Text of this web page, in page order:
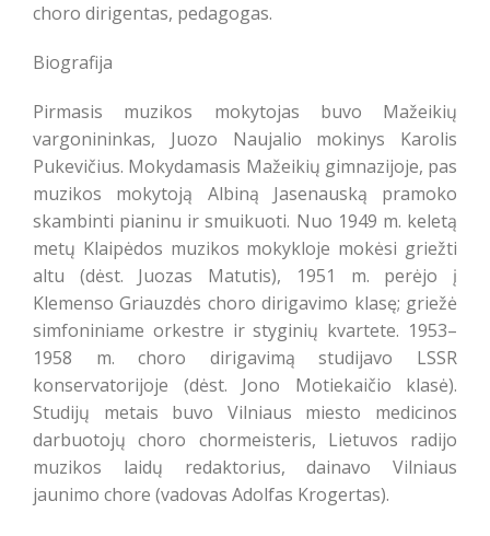
choro dirigentas, pedagogas.
Biografija
Pirmasis muzikos mokytojas buvo Mažeikių
vargonininkas, Juozo Naujalio mokinys Karolis
Pukevičius. Mokydamasis Mažeikių gimnazijoje, pas
muzikos mokytoją Albiną Jasenauską pramoko
skambinti pianinu ir smuikuoti. Nuo 1949 m. keletą
metų Klaipėdos muzikos mokykloje mokėsi griežti
altu (dėst. Juozas Matutis), 1951 m. perėjo į
Klemenso Griauzdės choro dirigavimo klasę; griežė
simfoniniame orkestre ir styginių kvartete. 1953–
1958 m. choro dirigavimą studijavo LSSR
konservatorijoje (dėst. Jono Motiekaičio klasė).
Studijų metais buvo Vilniaus miesto medicinos
darbuotojų choro chormeisteris, Lietuvos radijo
muzikos laidų redaktorius, dainavo Vilniaus
jaunimo chore (vadovas Adolfas Krogertas).